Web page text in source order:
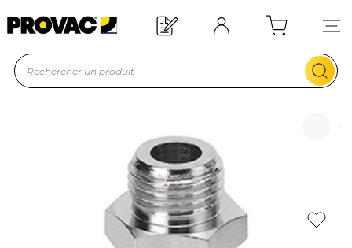
Offre de bienvenue : 20€ offerts !
En savoir plus